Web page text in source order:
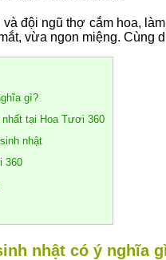
đội ngũ thợ cắm hoa,
vừa ngon miệng.
gì?
tại Hoa Tươi 360
nhật
360
nhật có ý nghĩa